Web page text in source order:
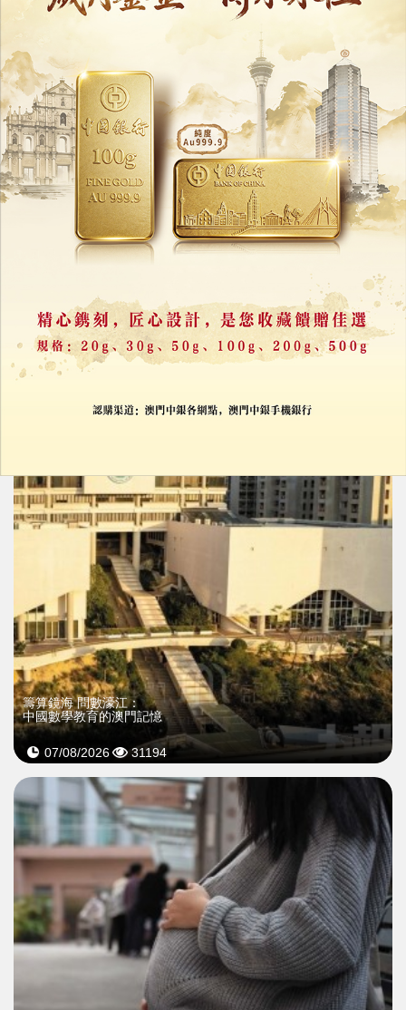
評論
力報會員可享用評論功能
註冊 / 登錄
收藏 分享
上一篇 : 全力衝擊澳門格蘭披治大賽車冠軍
籌算鏡海 問數濠江：
中國數學教育的澳門記憶
07/08/2026 31194